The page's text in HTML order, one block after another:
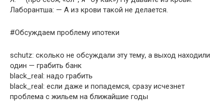
Лаборантша: — А из крови такой не делается.
#Обсуждаем проблему ипотеки
schutz: сколько не обсуждали эту тему, а выход находили
один — грабить банк
black_real: надо грабить
black_real: если даже и попадемся, сразу исчезнет
проблема с жильем на ближайшие годы